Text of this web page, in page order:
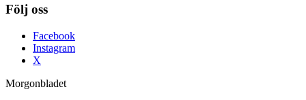
Följ oss
Facebook
Instagram
X
Morgonbladet